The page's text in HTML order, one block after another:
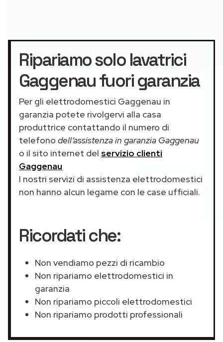
Ripariamo solo lavatrici
Gaggenau fuori garanzia
Per gli elettrodomestici Gaggenau in
garanzia potete rivolgervi alla casa
produttrice contattando il numero di
telefono dell’assistenza in garanzia Gaggenau
o il sito internet del servizio clienti
Gaggenau
I nostri servizi di assistenza elettrodomestici
non hanno alcun legame con le case ufficiali.
Ricordati che:
Non vendiamo pezzi di ricambio
Non ripariamo elettrodomestici in
garanzia
Non ripariamo piccoli elettrodomestici
Non ripariamo prodotti professionali